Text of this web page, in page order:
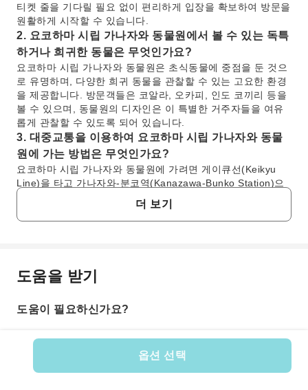
옵션 선택
티켓 줄을 기다릴 필요 없이 편리하게 입장을 확보하여 방문을
원활하게 시작할 수 있습니다.
2. 요코하마 시립 가나자와 동물원에서 볼 수 있는 독특
하거나 희귀한 동물은 무엇인가요?
요코하마 시립 가나자와 동물원은 초식동물에 중점을 둔 것으
로 유명하며, 다양한 희귀 동물을 관찰할 수 있는 고요한 환경
을 제공합니다. 방문객들은 코알라, 오카피, 인도 코끼리 등을
볼 수 있으며, 동물원의 디자인은 이 특별한 거주자들을 여유
롭게 관찰할 수 있도록 되어 있습니다.
3. 대중교통을 이용하여 요코하마 시립 가나자와 동물
원에 가는 방법은 무엇인가요?
요코하마 시립 가나자와 동물원에 가려면 게이큐선(Keikyu
Line)을 타고 가나자와-분코역(Kanazawa-Bunko Station)으
로 가세요. 거기서 짧은 버스 이동으로 동물원 입구까지 바로
갈 수 있습니다. 또는 시사이드라인(Sea Side Line)을 타고 가
나자와-핫케이역(Kanazawa-Hakkei Station)으로 가서 게이
4. 요코하마 시립 가나자와 동물원의 일반적인 운영 시
요코하마 시립 가나자와 동물원은 일반적으로 오전 9시 30분
시경입니다. 하지만 월요일(월요일이 공휴일인 경우 다음 날)
과 연말연시에는 휴관합니다. 계절별 조정이나 특별 휴관일을
확인하기 위해 방문 전에 항상 공식 일정을 확인하는 것이 좋
더 보기
자주 묻는 질문
1. 요코하마 시립 가나자와 동물원 입장료는 얼마인
요코하마 시립 가나자와 동물원 입장에는 일반적으로 티켓
이 필요합니다. 연령대별(성인, 어린이, 노인 등)로 요금이
다르지만, 보통 동물원 입구에서 직접 구매하거나 공식 온
도움을 받기
도움이 필요하신가요?
상품 번호: 177053